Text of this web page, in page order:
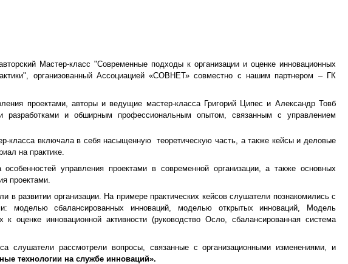
Мастер-класс "Современные подходы к организации и оценке инновационных
организованный Ассоциацией «СОВНЕТ» совместно с нашим партнером – ГК
проектами, авторы и ведущие мастер-класса Григорий Ципес и Александр Товб
разработками и обширным профессиональным опытом, связанным с управлением
класса включала в себя насыщенную теоретическую часть, а также кейсы и деловые
на практике.
управления проектами в современной организации, а также основных
проектами.
в развитии организации. На примере практических кейсов слушатели познакомились с
моделью сбалансированных инноваций, моделью открытых инноваций, Модель
оценке инновационной активности (руководство Осло, сбалансированная система
слушатели рассмотрели вопросы, связанные с организационными изменениями, и
технологии на службе инноваций».